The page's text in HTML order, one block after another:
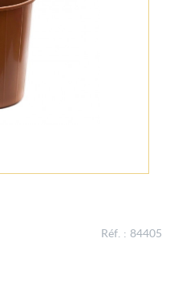
Réf. : 84405